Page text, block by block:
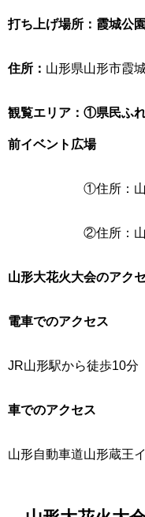
打ち上げ場所：霞城公園
住所： 山形県山形市霞
観覧エリア：①県民ふ
前イベント広場
①住所：山形県
②住所：山形県
山形大花火大会のアク
電車でのアクセス
JR山形駅から徒歩10分
車でのアクセス
山形自動車道山形蔵王